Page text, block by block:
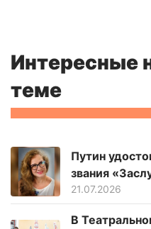
Интересные
теме
Путин
звания
21.07.2026
В